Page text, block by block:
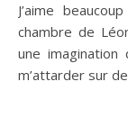
J’aime beaucoup capturer des instants de vie dans la
chambre de
une imagination
m’attarder sur